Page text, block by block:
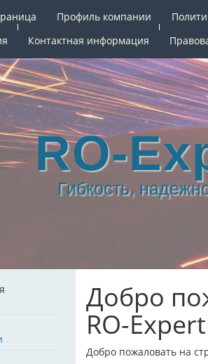
Профиль компании
Контактная информация
RO-
Гибкость,
Добро
RO-
Добро пожаловать на